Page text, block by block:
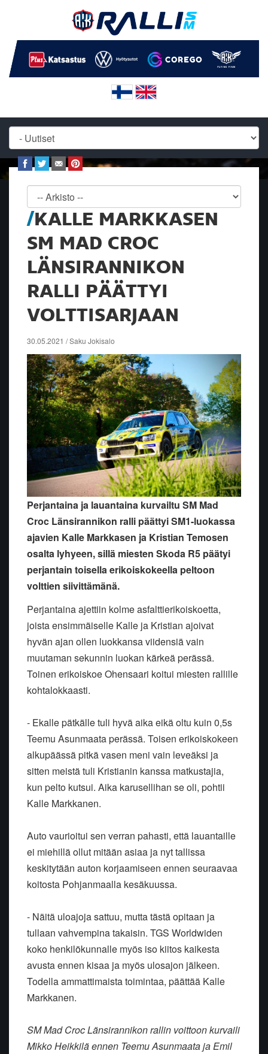
KALLE MARKKASEN
SM MAD CROC
LÄNSIRANNIKON
RALLI PÄÄTTYI
VOLTTISARJAAN
30.05.2021 / Saku Jokisalo
Perjantaina ja lauantaina kurvailtu SM Mad
Croc Länsirannikon ralli päättyi SM1-luokassa
ajavien Kalle Markkasen ja Kristian Temosen
osalta lyhyeen, sillä miesten Skoda R5 päätyi
perjantain toisella erikoiskokeella peltoon
volttien siivittämänä.
Perjantaina ajettiin kolme asfalttierikoiskoetta,
joista ensimmäiselle Kalle ja Kristian ajoivat
hyvän ajan ollen luokkansa viidensiä vain
muutaman sekunnin luokan kärkeä perässä.
Toinen erikoiskoe Ohensaari koitui miesten rallille
kohtalokkaasti.
- Ekalle pätkälle tuli hyvä aika eikä oltu kuin 0,5s
Teemu Asunmaata perässä. Toisen erikoiskokeen
alkupäässä pitkä vasen meni vain leveäksi ja
sitten meistä tuli Kristianin kanssa matkustajia,
kun pelto kutsui. Aika karusellihan se oli, pohtii
Kalle Markkanen.
Auto vaurioitui sen verran pahasti, että lauantaille
ei miehillä ollut mitään asiaa ja nyt tallissa
keskitytään auton korjaamiseen ennen seuraavaa
koitosta Pohjanmaalla kesäkuussa.
- Näitä uloajoja sattuu, mutta tästä opitaan ja
tullaan vahvempina takaisin. TGS Worldwiden
koko henkilökunnalle myös iso kiitos kaikesta
avusta ennen kisaa ja myös ulosajon jälkeen.
Todella ammattimaista toimintaa, päättää Kalle
Markkanen.
SM Mad Croc Länsirannikon rallin voittoon kurvaili
Mikko Heikkilä ennen Teemu Asunmaata ja Emil